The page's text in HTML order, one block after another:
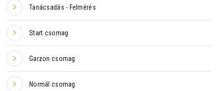
Tanácsadás - Felmérés
Start csomag
Garzon csomag
Normál csomag